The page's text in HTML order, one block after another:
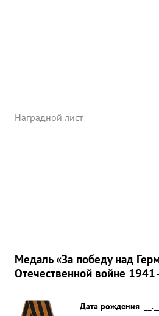
Наградной лист
Медаль «За победу над
Отечественной войне
Дата рождения